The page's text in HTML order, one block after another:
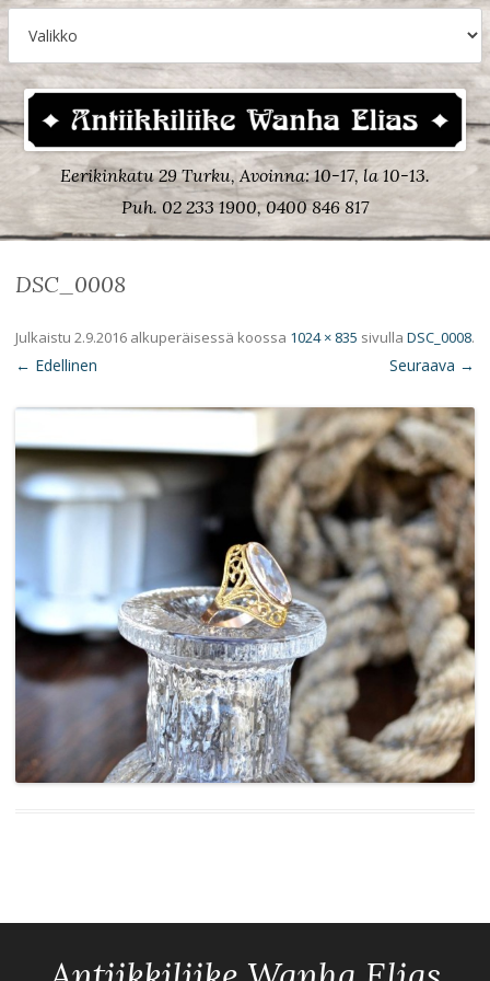
Eerikinkatu 29 Turku, Avoinna: 10-17, la 10-13.
Puh. 02 233 1900, 0400 846 817
DSC_0008
Julkaistu 2.9.2016 alkuperäisessä koossa 1024 × 835 sivulla DSC_0008.
← Edellinen Seuraava →